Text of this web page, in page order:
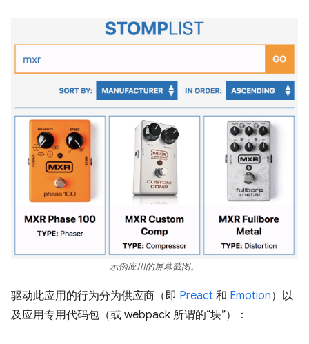
示例应用的屏幕截图。
驱动此应用的行为分为供应商（即 Preact 和 Emotion）以
及应用专用代码包（或 webpack 所谓的“块”）：